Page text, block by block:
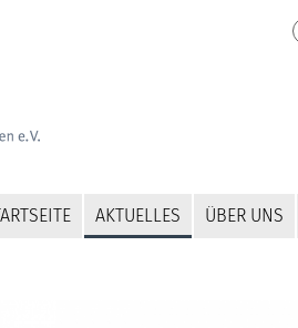
AKTUELLES ÜBER UNS